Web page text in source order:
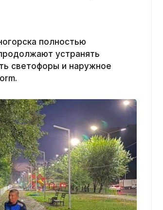
полностью
устранять
светофоры и наружное